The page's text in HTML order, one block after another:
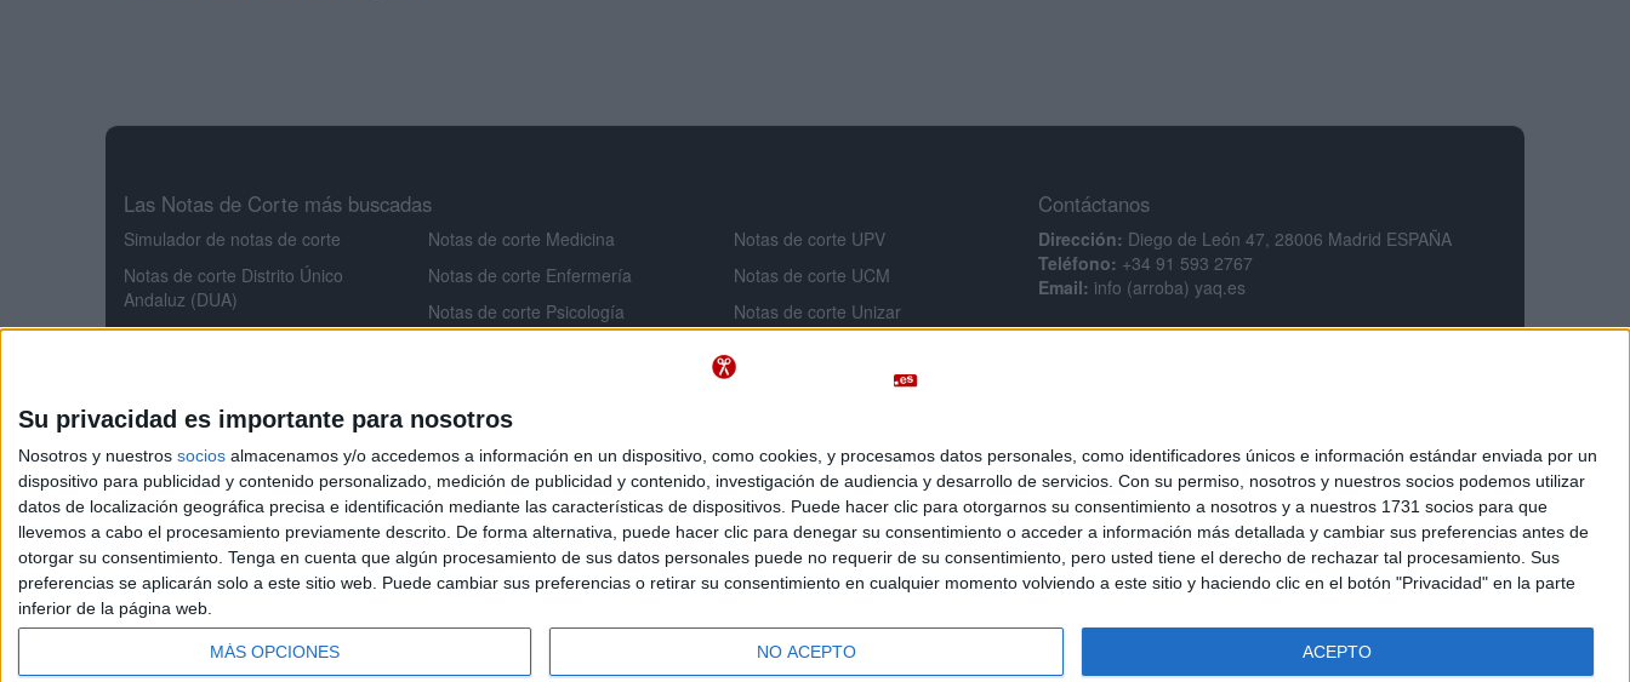
Su privacidad es importante para nosotros
Nosotros y nuestros socios almacenamos y/o accedemos a información en un dispositivo, como cookies, y procesamos datos personales, como identificadores únicos e información estándar enviada por un
dispositivo para publicidad y contenido personalizado, medición de publicidad y contenido, investigación de audiencia y desarrollo de servicios. Con su permiso, nosotros y nuestros socios podemos utilizar
datos de localización geográfica precisa e identificación mediante las características de dispositivos. Puede hacer clic para otorgarnos su consentimiento a nosotros y a nuestros 1731 socios para que
llevemos a cabo el procesamiento previamente descrito. De forma alternativa, puede hacer clic para denegar su consentimiento o acceder a información más detallada y cambiar sus preferencias antes de
otorgar su consentimiento. Tenga en cuenta que algún procesamiento de sus datos personales puede no requerir de su consentimiento, pero usted tiene el derecho de rechazar tal procesamiento. Sus
preferencias se aplicarán solo a este sitio web. Puede cambiar sus preferencias o retirar su consentimiento en cualquier momento volviendo a este sitio y haciendo clic en el botón "Privacidad" en la parte
inferior de la página web.
MÁS OPCIONES NO ACEPTO ACEPTO
Las Notas de Corte más buscadas
Simulador de notas de corte
Notas de corte Distrito Único
Andaluz (DUA)
Notas de corte Madrid
Notas de corte Cataluña
Notas de corte Galicia
Notas de corte Granada
Notas de corte Medicina
Notas de corte Enfermería
Notas de corte Psicología
Aeroespacial
Notas de corte Criminología
Notas de corte Derecho
Notas de corte Inef
Notas de corte UPV
Notas de corte UCM
Notas de corte Unizar
Notas de corte USAL
Notas de corte UA
Contáctanos
Dirección: Diego de León 47, 28006 Madrid ESPAÑA
Teléfono: +34 91 593 2767
Email: info (arroba) yaq.es
Política de cookies
NotasdeCorte.es es un servicio de , la comunidad social de los universitarios.Regístrate